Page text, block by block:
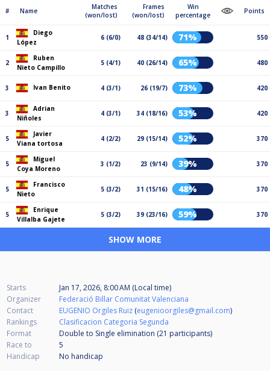
# Name
Matches
(won/lost)
Frames
(won/lost)
Win
percentage
Points
1
Diego
López
6 (6/0) 48 (34/14) 71% 550
2
Ruben
Nieto Campillo
5 (4/1) 40 (26/14) 65% 480
3 Ivan Benito 4 (3/1) 26 (19/7) 73% 420
3
Adrian
Niñoles
4 (3/1) 34 (18/16) 53% 420
5
Javier
Viana tortosa
4 (2/2) 29 (15/14) 52% 370
5
Miguel
Coya Moreno
3 (1/2) 23 (9/14) 39% 370
5
Francisco
Nieto
5 (3/2) 31 (15/16) 48% 370
5
Enrique
Villalba Gajete
5 (3/2) 39 (23/16) 59% 370
SHOW MORE
Starts
Jan 17, 2026, 8:00 AM (Local time)
Organizer
Federació Billar Comunitat Valenciana
Contact
EUGENIO Orgiles Ruiz (eugenioorgiles@gmail.com)
Rankings
Clasificacion Categoria Segunda
Format
Double to Single elimination (21 participants)
Race to
5
Handicap
No handicap